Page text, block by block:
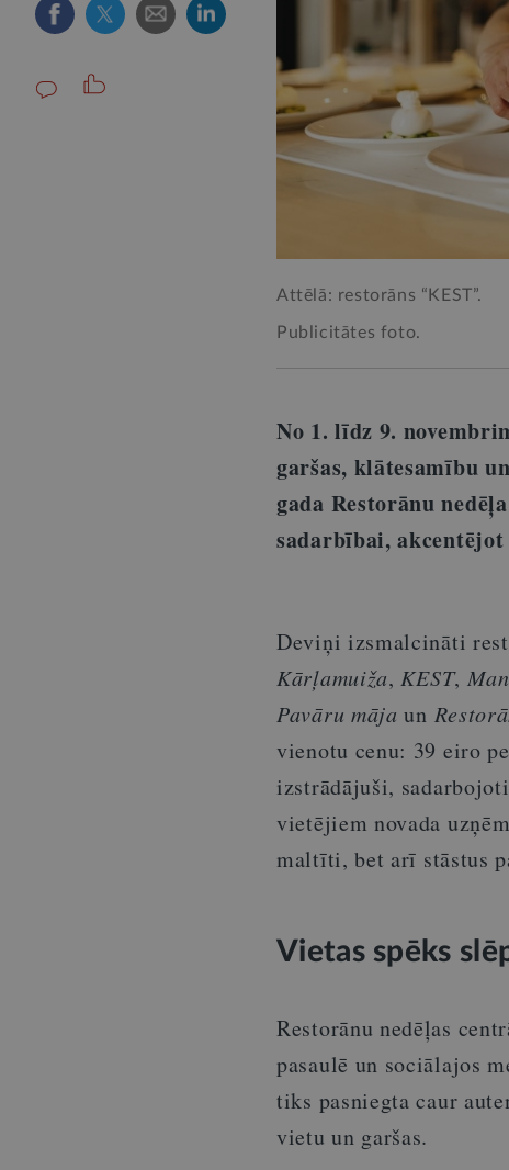
Attēlā: restorāns “KEST”.
Publicitātes foto.
No 1. līdz 9.
garšas, klātesamību
gada Restorānu
sadarbībai,
Deviņi izsmalcināti
Kārļamuiža,KEST,
Pavāru māja un
vienotu cenu: 39 eiro
izstrādājuši,
vietējiem novada
maltīti, bet arī stāstus
Vietas spēks
Restorānu nedēļas
pasaulē un sociālajos
tiks pasniegta caur
vietu un garšas.